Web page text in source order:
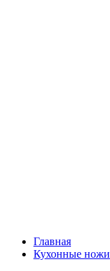
Главная
Кухонные ножи